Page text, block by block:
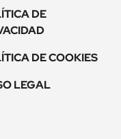
DE
DE COOKIES
LEGAL